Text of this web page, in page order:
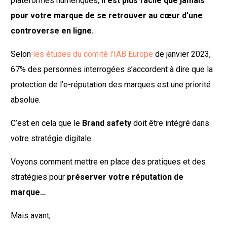
pour votre marque de se retrouver au cœur d’une
controverse en ligne.
Selon les études du comité l’IAB Europe de janvier 2023,
67% des personnes interrogées s’accordent à dire que la
protection de l’e-réputation des marques est une priorité
absolue.
C’est en cela que le Brand safety doit être intégré dans
votre stratégie digitale.
Voyons comment mettre en place des pratiques et des
stratégies pour préserver votre réputation de
marque…
Mais avant,